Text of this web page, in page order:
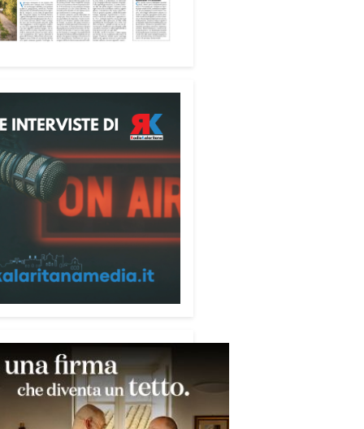
favorire accoglienza e
racconta Alessandro
anche i seminaristi,
accanto agli anziani della
riposo Cristo Re.
di crescita umana e
che rafforza la vocazione
sottolinea Cristiano
dedica spazio anche
della pace e della
nel Mediterraneo.
alla Mediateca del
monsignor Giuseppe
ha approfondito il ruolo dei
nella costruzione di ponti tra
e popoli, con un confronto
nel percorso “Cagliari Città